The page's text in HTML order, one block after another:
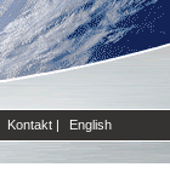
Kontakt | English